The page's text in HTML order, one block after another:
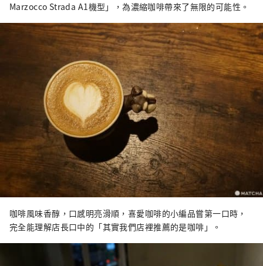
Marzocco Strada A1機型」，為濃縮咖啡帶來了無限的可能性。
咖啡風味香醇，口感明亮滑順，喜愛咖啡的小編品嘗第一口時，
完全能理解店長口中的「其實我們店裡推薦的是咖啡」。